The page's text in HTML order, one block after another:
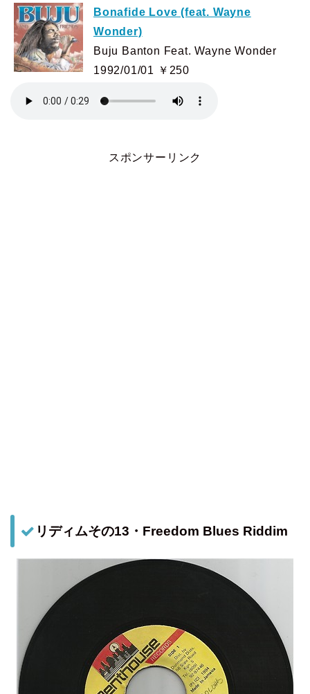
Bonafide Love (feat. Wayne
Wonder)
Buju Banton Feat. Wayne Wonder
1992/01/01 ￥250
スポンサーリンク
リディムその13・Freedom Blues Riddim